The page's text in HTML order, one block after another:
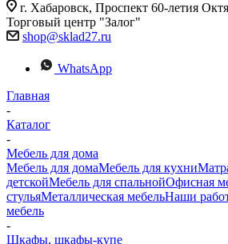
г. Хабаровск, Проспект 60-летия
Торговый центр "Залог"
shop@sklad27.ru
WhatsApp
Главная
-
Каталог
-
Мебель для дома
Мебель для домаМебель для кухни
детскойМебель для спальнойОфисная
стульяМеталлическая мебельНаши
мебель
-
Шкафы, шкафы-купе